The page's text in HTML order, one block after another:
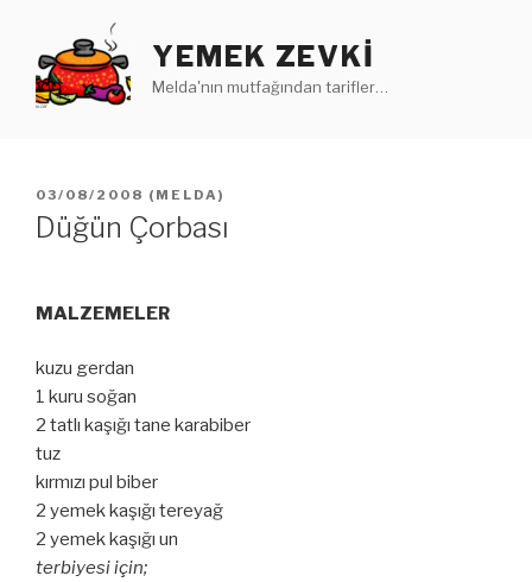
YEMEK ZEVKI
Melda'nın mutfağından tarifler…
YAYIM
TARIHI
03/08/2008 ( MELDA )
Düğün Çorbası
MALZEMELER
kuzu gerdan
1 kuru soğan
2 tatlı kaşığı tane karabiber
tuz
kırmızı pul biber
2 yemek kaşığı tereyağ
2 yemek kaşığı un
terbiyesi için;